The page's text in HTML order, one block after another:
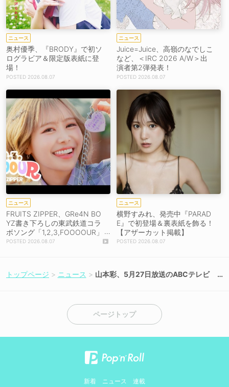
ニュース
奥村優季、『BRODY』で初ソ
ログラビア＆限定版表紙に登
場！
2026.08.07
ニュース
Juice=Juice、高嶺のなでしこ
など、＜IRC 2026 A/W＞出
演者第2弾発表！
2026.08.07
ニュース
FRUITS ZIPPER、GRe4N BO
YZ書き下ろしの東武鉄道コラ
ボソング「1,2,3,FOOOOUR」
をリリース＆MV公開！
2026.08.07
ニュース
横野すみれ、発売中『PARAD
E』で初登場＆裏表紙を飾る！
【アザーカット掲載】
2026.08.07
トップページ ニュース
山本彩、5月27日放送のABCテレビ
ページトップ
新着 ニュース 連載